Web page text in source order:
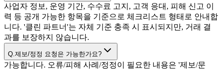
사업자 정보, 운영 기간, 수수료 고지, 고객 응대, 피해 신고 이
력 등 공개 가능한 항목을 기준으로 체크리스트 형태로 안내합
니다. '클린 파트너'는 자체 기준 충족 시 표시되지만, 거래 결
과를 보장하지 않습니다.
Q.제보/정정 요청은 가능한가요?
가능합니다. 오류/피해 사례/정정이 필요한 내용은 '제보/문